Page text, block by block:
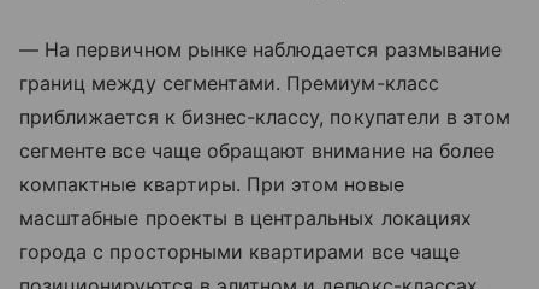
— На первичном рынке наблюдается размывание
границ между сегментами. Премиум-класс
приближается к бизнес-классу, покупатели в этом
сегменте все чаще обращают внимание на более
компактные квартиры. При этом новые
масштабные проекты в центральных локациях
города с просторными квартирами все чаще